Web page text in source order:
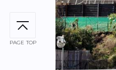
PAGE TOP